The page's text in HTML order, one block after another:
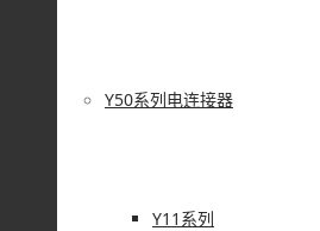
Y50系列电连接器
Y11系列